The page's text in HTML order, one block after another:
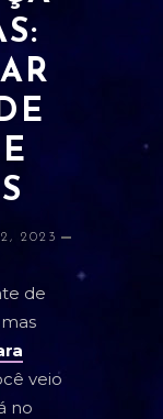
2023
de
mas
veio
no